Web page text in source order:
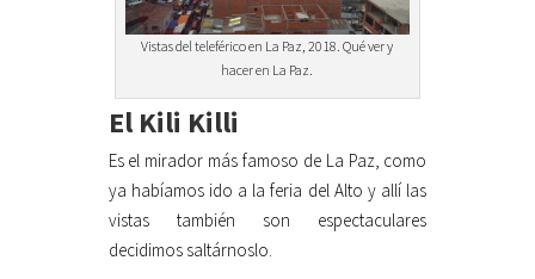
Vistas del teleférico en La Paz, 2018. Qué ver y
hacer en La Paz.
El Kili Killi
Es el mirador más famoso de La Paz, como
ya habíamos ido a la feria del Alto y allí las
vistas también son espectaculares
decidimos saltárnoslo.